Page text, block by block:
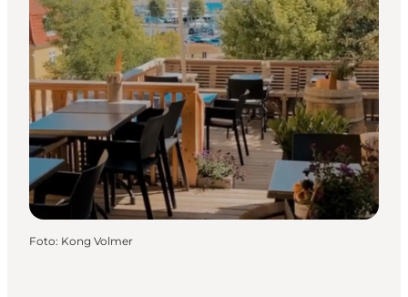
Essen & trinken
Übernachtung
Foto: Kong Volmer